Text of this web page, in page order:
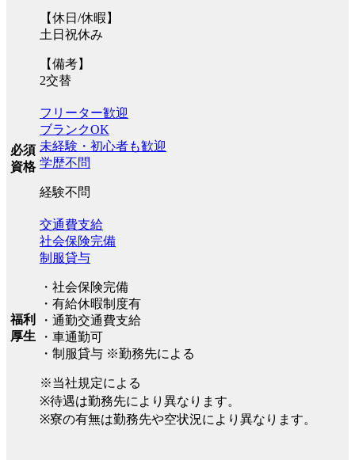
【休日/休暇】
土日祝休み
【備考】
2交替
必須
資格
フリーター歓迎
ブランクOK
未経験・初心者も歓迎
学歴不問
経験不問
福利
厚生
交通費支給
社会保険完備
制服貸与
・社会保険完備
・有給休暇制度有
・通勤交通費支給
・車通勤可
・制服貸与 ※勤務先による
※当社規定による
※待遇は勤務先により異なります。
※寮の有無は勤務先や空状況により異なります。